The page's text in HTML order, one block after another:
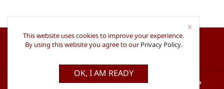
This website uses cookies to improve your experience.
By using this website you agree to ourPrivacy Policy.
OK, I AM READY